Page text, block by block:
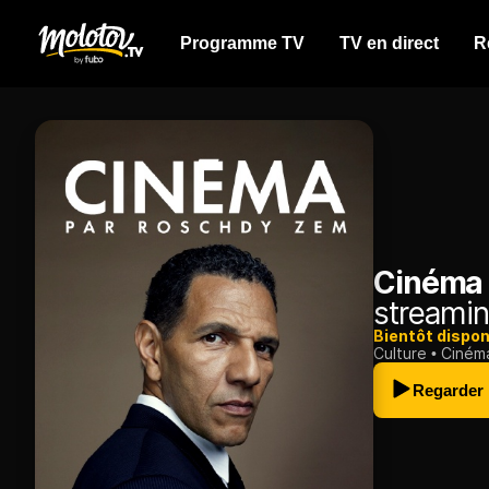
Programme TV TV en direct
Bientôt
Culture
Regarder